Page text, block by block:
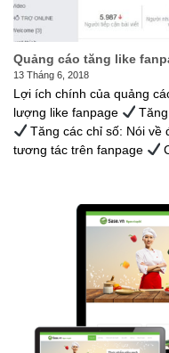
Quảng cáo tăng like
13 Tháng 6, 2018
Lợi ích chính của quảng
lượng like fanpage
Tăng các chỉ số: Nói về
tương tác trên fanpage